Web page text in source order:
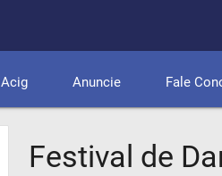
Acig Anuncie Fale
Festival de